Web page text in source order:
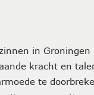
in Groningen
kracht en
te